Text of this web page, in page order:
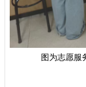
图为志愿服